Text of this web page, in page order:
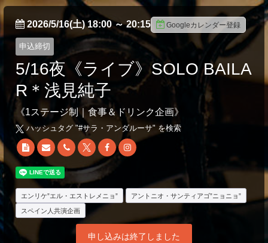
2026/5/16(土) 18:00～20:15 Googleカレンダー登録
申込締切
5/16夜《ライブ》SOLO BAILA
R＊浅見純子
《1ステージ制｜食事＆ドリンク企画》
ハッシュタグ "#サラ・アンダルーサ" を検索
エンリケ”エル・エストレメニョ” アントニオ・サンティアゴ”ニョニョ”
スペイン人共演企画
申し込みは終了しました